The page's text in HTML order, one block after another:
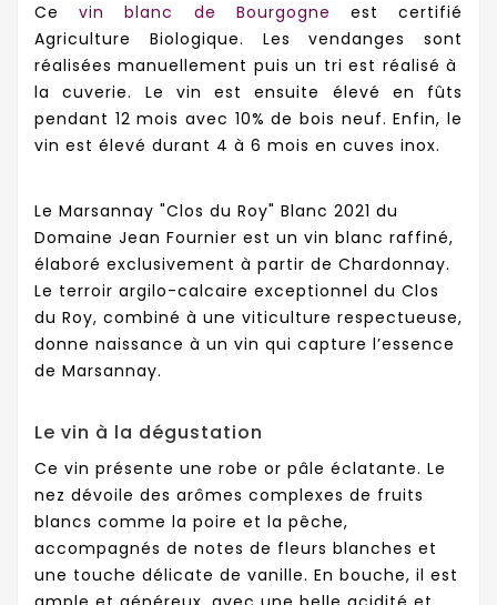
Cevin blanc de Bourgogne est certifié
Agriculture Biologique. Les vendanges sont
réalisées manuellement puis un tri est réalisé à
la cuverie. Le vin est ensuite élevé en fûts
pendant 12 mois avec 10% de bois neuf. Enfin, le
vin est élevé durant 4 à 6 mois en cuves inox.
Le Marsannay "Clos du Roy" Blanc 2021 du
Domaine Jean Fournier est un vin blanc raffiné,
élaboré exclusivement à partir de Chardonnay.
Le terroir argilo-calcaire exceptionnel du Clos
du Roy, combiné à une viticulture respectueuse,
donne naissance à un vin qui capture l’essence
de Marsannay.
Le vin à la dégustation
Ce vin présente une robe or pâle éclatante. Le
nez dévoile des arômes complexes de fruits
blancs comme la poire et la pêche,
accompagnés de notes de fleurs blanches et
une touche délicate de vanille. En bouche, il est